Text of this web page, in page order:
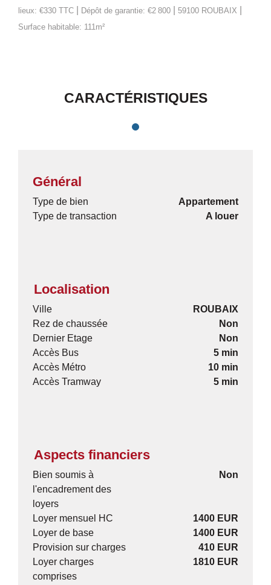
lieux: €330 TTC
Dépôt de garantie: €2 800 59100 ROUBAIX
Surface habitable: 111m²
CARACTÉRISTIQUES
Général
Type de bien
Appartement
Type de transaction
A louer
Localisation
Ville
ROUBAIX
Rez de chaussée
Non
Dernier Etage
Non
Accès Bus
5 min
Accès Métro
10 min
Accès Tramway
5 min
Aspects financiers
Bien soumis à
l'encadrement des
loyers
Non
Loyer mensuel HC
1400 EUR
Loyer de base
1400 EUR
Provision sur charges
410 EUR
Loyer charges
comprises
1810 EUR